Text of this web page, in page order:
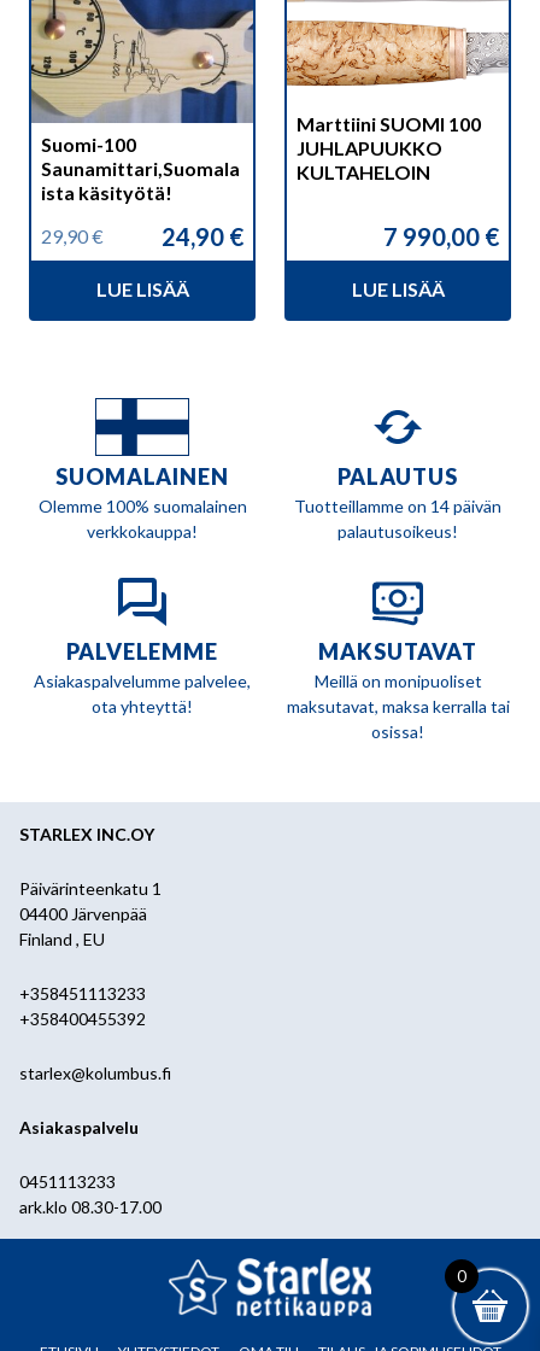
Suomi-100
Saunamittari,Suomala
ista käsityötä!
29,90€
Alkuperäinen
hinta
29,90 €.
24,90 €
Nykyinen
hinta
24,90 €.
LUE LISÄÄ
Marttiini SUOMI 100
JUHLAPUUKKO
KULTAHELOIN
7 990,00 €
LUE LISÄÄ
SUOMALAINEN
Olemme 100% suomalainen
verkkokauppa!
PALAUTUS
Tuotteillamme on 14 päivän
palautusoikeus!
PALVELEMME
Asiakaspalvelumme palvelee,
ota yhteyttä!
MAKSUTAVAT
Meillä on monipuoliset
maksutavat, maksa kerralla tai
osissa!
STARLEX INC.OY
Päivärinteenkatu 1
04400 Järvenpää
Finland , EU
+358451113233
+358400455392
starlex@kolumbus.fi
Asiakaspalvelu
0451113233
ark.klo 08.30-17.00
0